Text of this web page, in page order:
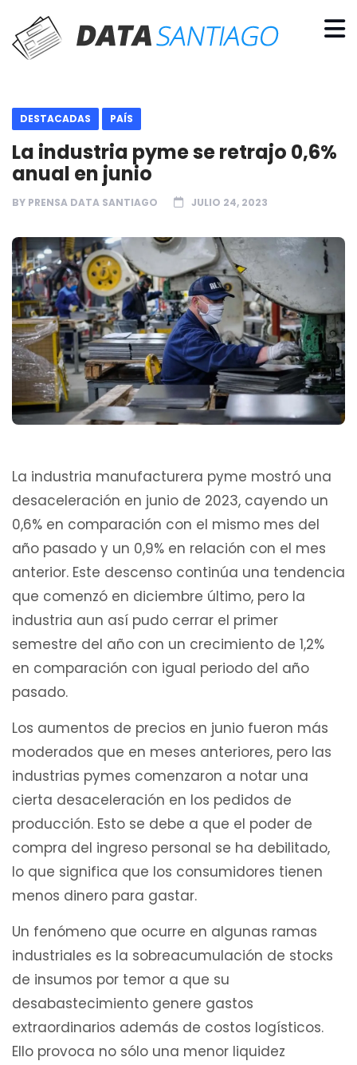
DESTACADAS PAÍS
La industria pyme se retrajo 0,6%
anual en junio
BY PRENSA DATA SANTIAGO JULIO 24, 2023
La industria manufacturera pyme mostró una
desaceleración en junio de 2023, cayendo un
0,6% en comparación con el mismo mes del
año pasado y un 0,9% en relación con el mes
anterior. Este descenso continúa una tendencia
que comenzó en diciembre último, pero la
industria aun así pudo cerrar el primer
semestre del año con un crecimiento de 1,2%
en comparación con igual periodo del año
pasado.
Los aumentos de precios en junio fueron más
moderados que en meses anteriores, pero las
industrias pymes comenzaron a notar una
cierta desaceleración en los pedidos de
producción. Esto se debe a que el poder de
compra del ingreso personal se ha debilitado,
lo que significa que los consumidores tienen
menos dinero para gastar.
Un fenómeno que ocurre en algunas ramas
industriales es la sobreacumulación de stocks
de insumos por temor a que su
desabastecimiento genere gastos
extraordinarios además de costos logísticos.
Ello provoca no sólo una menor liquidez